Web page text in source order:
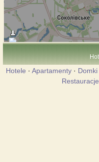
Hotele · Apartamenty · Domki
Restauracje